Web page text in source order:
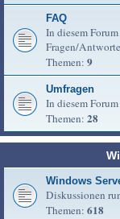
FAQ
In diesem
Fragen/
Themen: 9
Umfragen
In diesem
Themen: 28
Windows
Diskussionen
Themen: 618